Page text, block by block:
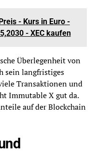
- Kurs in Euro -
- XEC kaufen
Überlegenheit von
sein langfristiges
Transaktionen und
Immutable X gut da.
auf der Blockchain